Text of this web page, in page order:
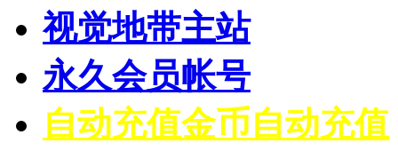
视觉地带主站
永久会员帐号
自动充值金币自动充值